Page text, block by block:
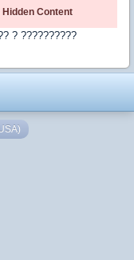
Content
? ??????????